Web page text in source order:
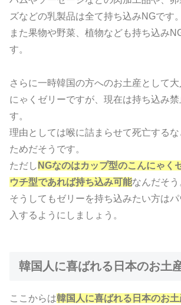
ズなどの乳製品は全て持ち込みNGです。
また果物や野菜、植物なども持ち込み
す。
さらに一時韓国の方へのお土産として
にゃくゼリーですが、現在は持ち込み禁
す。
理由としては喉に詰まらせて死亡する
ためだそうです。
ただし NGなのはカップ型のこんにゃく
ウチ型であれば持ち込み可能なんだそう
そうしてもゼリーを持ち込みたい方は
入するようにしましょう。
韓国人に喜ばれる日本のお土
ここからは韓国人に喜ばれる日本のお